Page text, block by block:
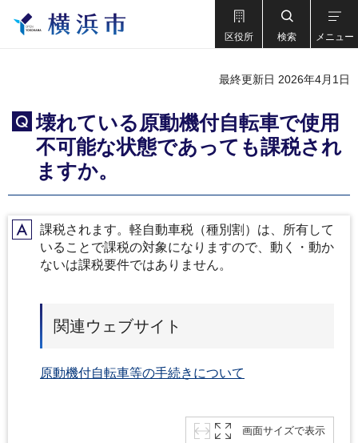
区役所 検索 メニュー
最終更新日 2026年4月1日
Q
壊れている原動機付自転車で使用
不可能な状態であっても課税され
ますか。
A課税されます。軽自動車税（種別割）は、所有して
いることで課税の対象になりますので、動く・動か
ないは課税要件ではありません。
関連ウェブサイト
原動機付自転車等の手続きについて
画面サイズで表示